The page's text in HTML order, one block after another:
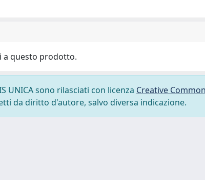
a questo prodotto.
UNICA sono rilasciati con licenza Creative
da diritto d'autore, salvo diversa indicazione.